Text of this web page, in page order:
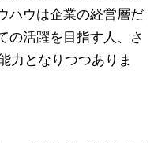
ハウは企業の経営層だ
の活躍を目指す人、さ
力となりつつありま